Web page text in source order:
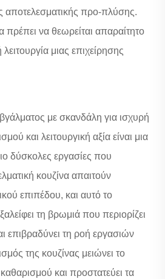
προ-πλύσης.
να θεωρείται απαραίτητο
μιας επιχείρησης
με σκανδάλη για ισχυρή
και λειτουργική αξία είναι μια
δύσκολες εργασίες που
κουζίνα απαιτούν
επιπέδου, και αυτό το
τη βρωμιά που περιορίζει
επιβραδύνει τη ροή εργασιών
της κουζίνας μειώνει το
και προστατεύει τα